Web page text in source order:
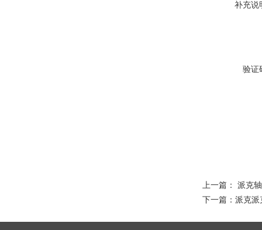
补充说
验证
上一篇： 派克
下一篇： 派克派